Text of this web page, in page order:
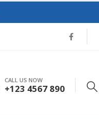
CALL US NOW
+123 4567 890